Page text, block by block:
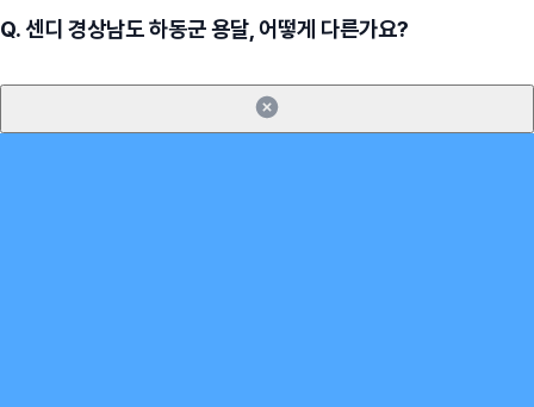
Q.센디 경상남도 하동군 용달, 어떻게 다른가요?